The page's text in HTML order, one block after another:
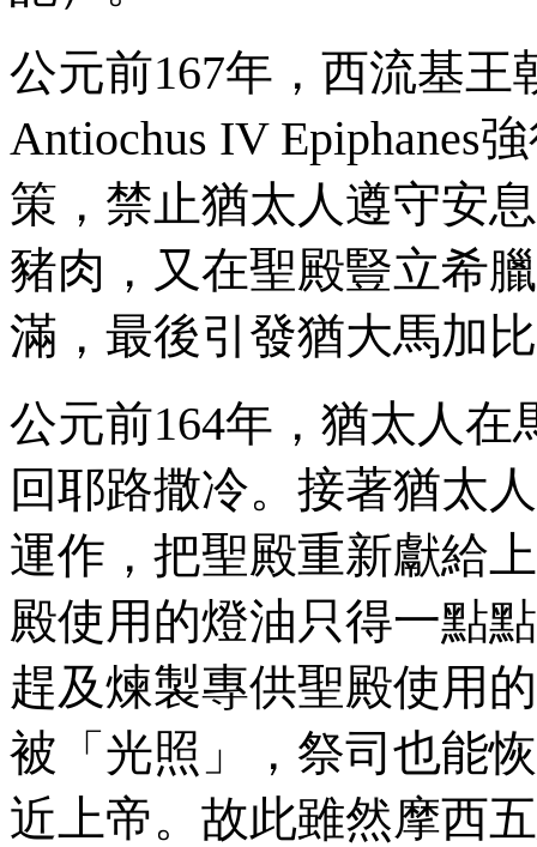
公元前167年，西流基王
Antiochus IV Epiphanes
策，禁止猶太人遵守安
豬肉，又在聖殿豎立希
滿，最後引發猶大馬加
公元前164年，猶太人在
回耶路撒冷。接著猶太
運作，把聖殿重新獻給
殿使用的燈油只得一點
趕及煉製專供聖殿使用
被「光照」，祭司也能
近上帝。故此雖然摩西